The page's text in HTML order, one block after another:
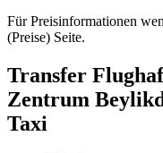
Für Preisinformationen
(Preise) Seite.
Transfer
Zentrum
Taxi